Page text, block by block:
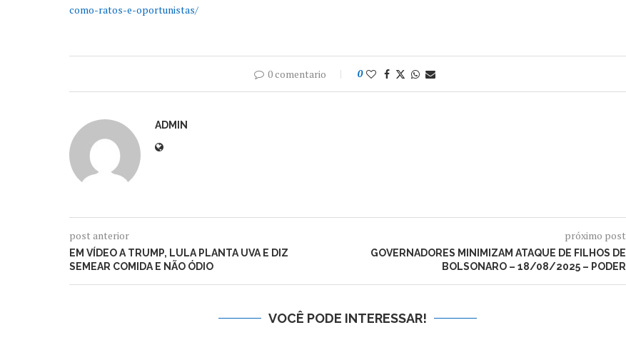
como-ratos-e-oportunistas/
0 comentario 0
ADMIN
post anterior
EM VÍDEO A TRUMP, LULA PLANTA UVA E DIZ
SEMEAR COMIDA E NÃO ÓDIO
próximo post
GOVERNADORES MINIMIZAM ATAQUE DE FILHOS DE
BOLSONARO – 18/08/2025 – PODER
VOCÊ PODE INTERESSAR!